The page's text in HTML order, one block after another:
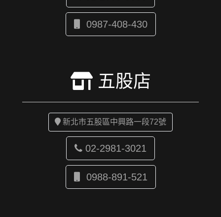
0987-408-430
五股店
新北市五股區中興路一段72號
02-2981-3021
0988-891-521